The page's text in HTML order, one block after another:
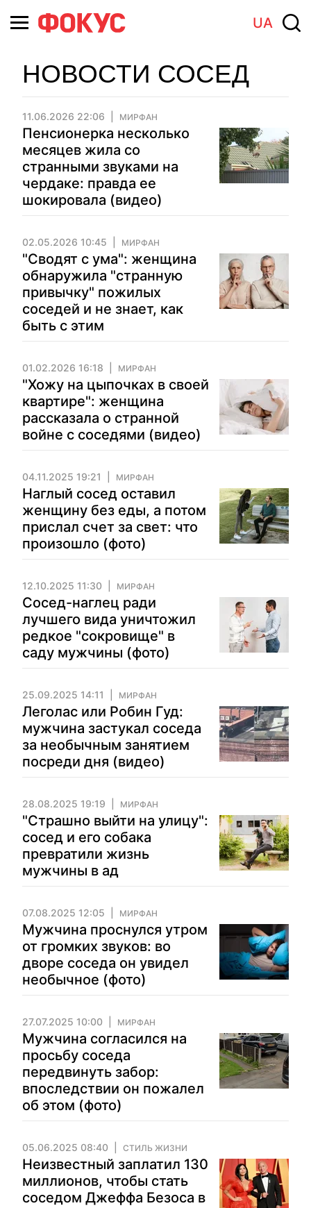
UA
НОВОСТИ СОСЕД
11.06.2026 22:06 МИРФАН
Пенсионерка несколько
месяцев жила со
странными звуками на
чердаке: правда ее
шокировала (видео)
02.05.2026 10:45 МИРФАН
"Сводят с ума": женщина
обнаружила "странную
привычку" пожилых
соседей и не знает, как
быть с этим
01.02.2026 16:18 МИРФАН
"Хожу на цыпочках в своей
квартире": женщина
рассказала о странной
войне с соседями (видео)
04.11.2025 19:21 МИРФАН
Наглый сосед оставил
женщину без еды, а потом
прислал счет за свет: что
произошло (фото)
12.10.2025 11:30 МИРФАН
Сосед-наглец ради
лучшего вида уничтожил
редкое "сокровище" в
саду мужчины (фото)
25.09.2025 14:11 МИРФАН
Леголас или Робин Гуд:
мужчина застукал соседа
за необычным занятием
посреди дня (видео)
28.08.2025 19:19 МИРФАН
"Страшно выйти на улицу":
сосед и его собака
превратили жизнь
мужчины в ад
07.08.2025 12:05 МИРФАН
Мужчина проснулся утром
от громких звуков: во
дворе соседа он увидел
необычное (фото)
27.07.2025 10:00 МИРФАН
Мужчина согласился на
просьбу соседа
передвинуть забор:
впоследствии он пожалел
об этом (фото)
05.06.2025 08:40 СТИЛЬ ЖИЗНИ
Неизвестный заплатил 130
миллионов, чтобы стать
соседом Джеффа Безоса в